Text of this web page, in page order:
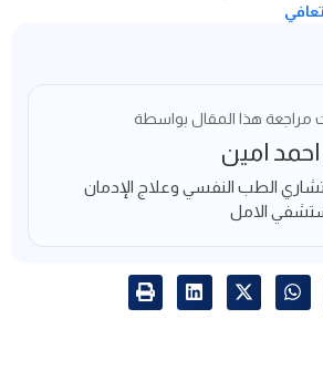
مراجعة هذا المقال بواسطة
امين
الطب النفسي وعلاج الإدمان
الامل